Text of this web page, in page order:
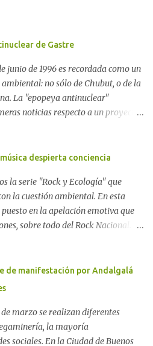
de Gastre
junio de 1996 es recordada como un
no sólo de Chubut, o de la
La "epopeya antinuclear"
noticias respecto a un proyecto
respecto. En este artículo, la
(MACH) liderada por Javier
de rebelión democrática
de la tecnocracia nuclear
nuclear en el mundo. A 10 años
despierta conciencia
la serie "Rock y Ecología" que
la cuestión ambiental. En esta
en la apelación emotiva que
sobre todo del Rock Nacional.
se escucha en las canciones del
de manifestación por Andalgalá
marzo se realizan diferentes
la mayoría
sociales. En la Ciudad de Buenos